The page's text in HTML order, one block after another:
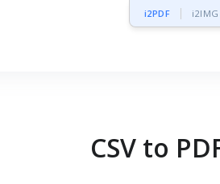
i2PDF i2IMG
CSV to